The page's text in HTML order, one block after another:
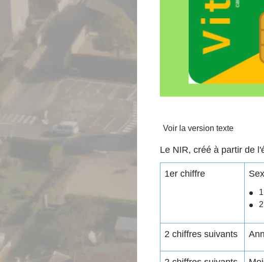
Voir la version texte
Le NIR, créé à partir de
1er chiffre
2 chiffres suivants